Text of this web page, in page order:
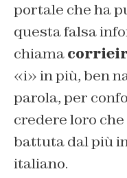
portale che ha
questa falsa
chiama
«i» in più, ben
parola, per
credere loro
battuta dal più
italiano.